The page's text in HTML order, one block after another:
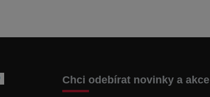
Chci odebírat novinky a akce